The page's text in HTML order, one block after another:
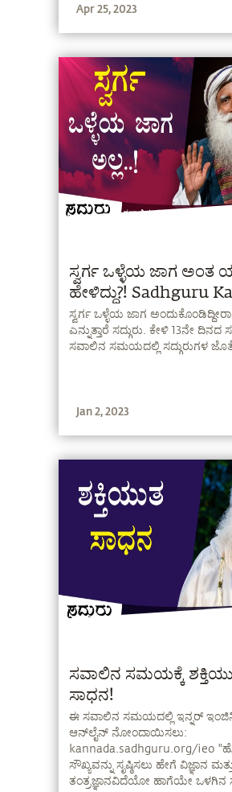
Apr 25, 2023
ಸ್ವರ್ಗ ಒಳ್ಳೆಯ ಜಾಗ ಅಂತ
ಹೇಳಿದ್ದು?! Sadhguru
ಸ್ವರ್ಗ ಒಳ್ಳೆಯ ಜಾಗ
ಎನ್ನುತ್ತಾರೆ ಸದ್ಗುರು. ಕೇಳಿ 13ನೇ ದಿನದ
ಸವಾಲಿನ ಸಮಯದಲ್ಲಿ ಸದ್ಗುರುಗಳ
Jan 2, 2023
ಸವಾಲಿನ ಸಮಯಕ್ಕೆ
ಸಾಧನ!
ಈ ಸವಾಲಿನ ಸಮಯದಲ್ಲಿ ಇನ್ನರ್
ಆನ್‍ಲೈನ್ ನೋಂದಾಯಿಸಲು:
kannada.sadhguru.org/ieo "ಹೊರಗಿನ
ಸೌಖ್ಯವನ್ನು ಸೃಷ್ಠಿಸಲು ಹೇಗೆ ವಿಜ್ಞಾನ
ತಂತ್ರಜ್ಞಾನವಿದೆಯೋ ಹಾಗೆಯೇ ಒಳಗಿನ